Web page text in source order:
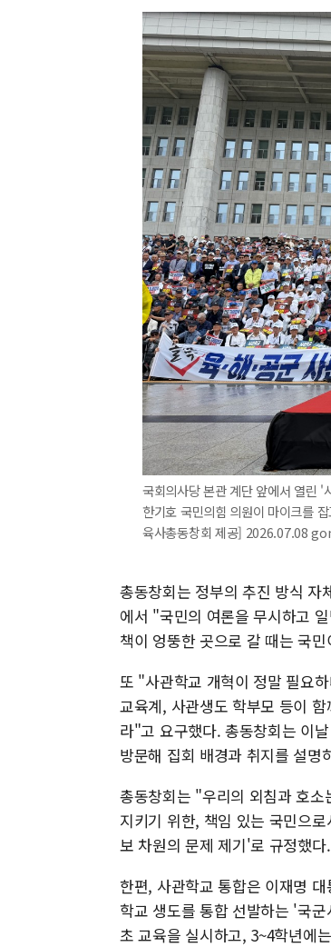
국회의사당 본관 계단 앞에서 열린 '
한기호 국민의힘 의원이 마이크를
육사총동창회 제공] 2026.07.08
총동창회는 정부의 추진 방식 자
에서 "국민의 여론을 무시하고
책이 엉뚱한 곳으로 갈 때는 국
또 "사관학교 개혁이 정말 필요
교육계, 사관생도 학부모 등이
라"고 요구했다. 총동창회는 이
방문해 집회 배경과 취지를 설
총동창회는 "우리의 외침과 호
지키기 위한, 책임 있는 국민으
보 차원의 문제 제기'로 규정했다.
한편, 사관학교 통합은 이재명
학교 생도를 통합 선발하는 '국
초 교육을 실시하고, 3~4학년에